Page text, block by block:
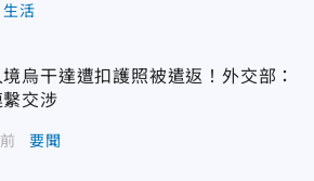
生活
境烏干達遭扣護照被遣返！外交部：
交涉
要聞